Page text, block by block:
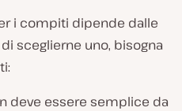
i compiti dipende dalle
sceglierne uno, bisogna
deve essere semplice da